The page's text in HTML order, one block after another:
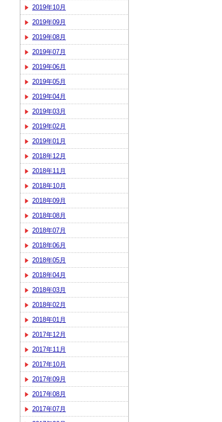
2019年10月
2019年09月
2019年08月
2019年07月
2019年06月
2019年05月
2019年04月
2019年03月
2019年02月
2019年01月
2018年12月
2018年11月
2018年10月
2018年09月
2018年08月
2018年07月
2018年06月
2018年05月
2018年04月
2018年03月
2018年02月
2018年01月
2017年12月
2017年11月
2017年10月
2017年09月
2017年08月
2017年07月